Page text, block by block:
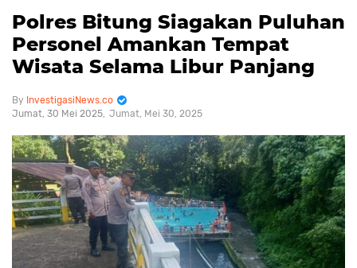
Polres Bitung Siagakan Puluhan
Personel Amankan Tempat
Wisata Selama Libur Panjang
InvestigasiNews.co
Jumat, 30 Mei 2025 Jumat, Mei 30, 2025